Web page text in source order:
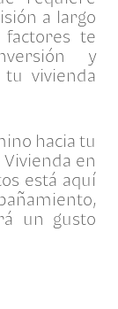
a largo
factores te
y
vivienda
hacia tu
en
está aquí
un gusto